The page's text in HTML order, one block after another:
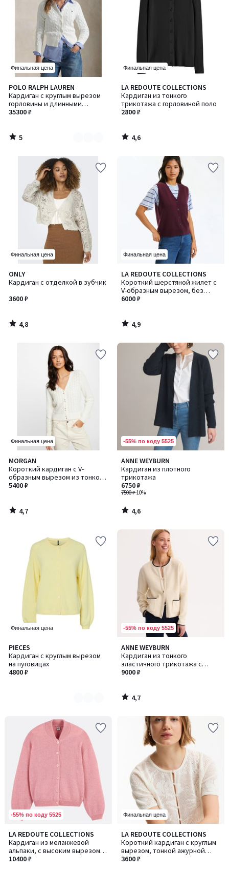
Финальная цена
POLO RALPH LAUREN
Кардиган с круглым вырезом
горловины и длинными
рукавами, выполненный
35300 ₽
5
/
5
Количество
цветов:
2
5
/
Финальная цена
LA REDOUTE COLLECTIONS
Кардиган из тонкого
трикотажа с горловиной поло
2800 ₽
4,6
/ 5
4,6
/
Финальная цена
ONLY
Кардиган с отделкой в зубчик
3600 ₽
4,8
/ 5
4,8
/
Финальная цена
LA REDOUTE COLLECTIONS
Короткий шерстяной жилет с
V-образным вырезом, без
рукавов и на пуговицах
6000 ₽
4,9
/ 5
4,9
/
Финальная цена
MORGAN
Короткий кардиган с V-
образным вырезом из тонкого
трикотажа
5400 ₽
4,7
/ 5
4,7
/
-55% по коду 5525
ANNE WEYBURN
Кардиган из плотного
трикотажа
7500 ₽-10%
6750 ₽
4,6
/ 5
4,6
/
Финальная цена
PIECES
Кардиган с круглым вырезом
на пуговицах
4800 ₽
Количество
цветов:
2
-55% по коду 5525
ANNE WEYBURN
Кардиган из тонкого
эластичного трикотажа с
контрастной отделкой по
9000 ₽
4,7
/ 5
4,7
/
-55% по коду 5525
LA REDOUTE COLLECTIONS
Кардиган из меланжевой
альпаки, с высоким вырезом,
крупной вязки
10400 ₽
4
/
5
Количество
цветов:
2
Финальная цена
LA REDOUTE COLLECTIONS
Короткий кардиган с круглым
вырезом, тонкой ажурной
вязки, с застежкой на
3600 ₽
4,5
/ 5